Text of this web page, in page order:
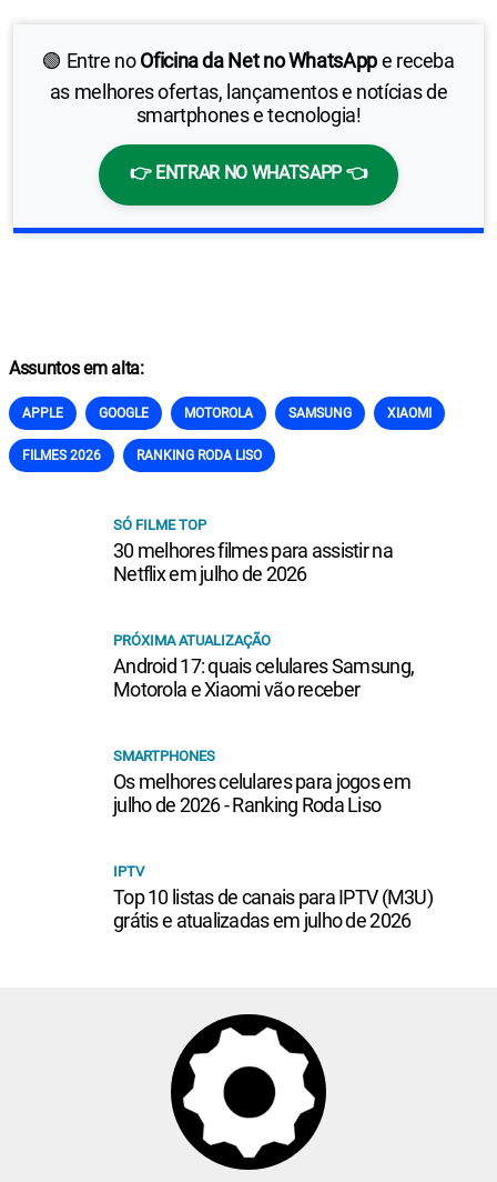
🟢 Entre noOficina da Net no WhatsAppe receba
as melhores ofertas, lançamentos e notícias de
smartphones e tecnologia!
👉 ENTRAR NO WHATSAPP 👈
Assuntos em alta:
APPLE GOOGLE MOTOROLA SAMSUNG XIAOMI
FILMES 2026 RANKING RODA LISO
SÓ FILME TOP
30 melhores filmes para assistir na
Netflix em julho de 2026
PRÓXIMA ATUALIZAÇÃO
Android 17: quais celulares Samsung,
Motorola e Xiaomi vão receber
SMARTPHONES
Os melhores celulares para jogos em
julho de 2026 - Ranking Roda Liso
IPTV
Top 10 listas de canais para IPTV (M3U)
grátis e atualizadas em julho de 2026